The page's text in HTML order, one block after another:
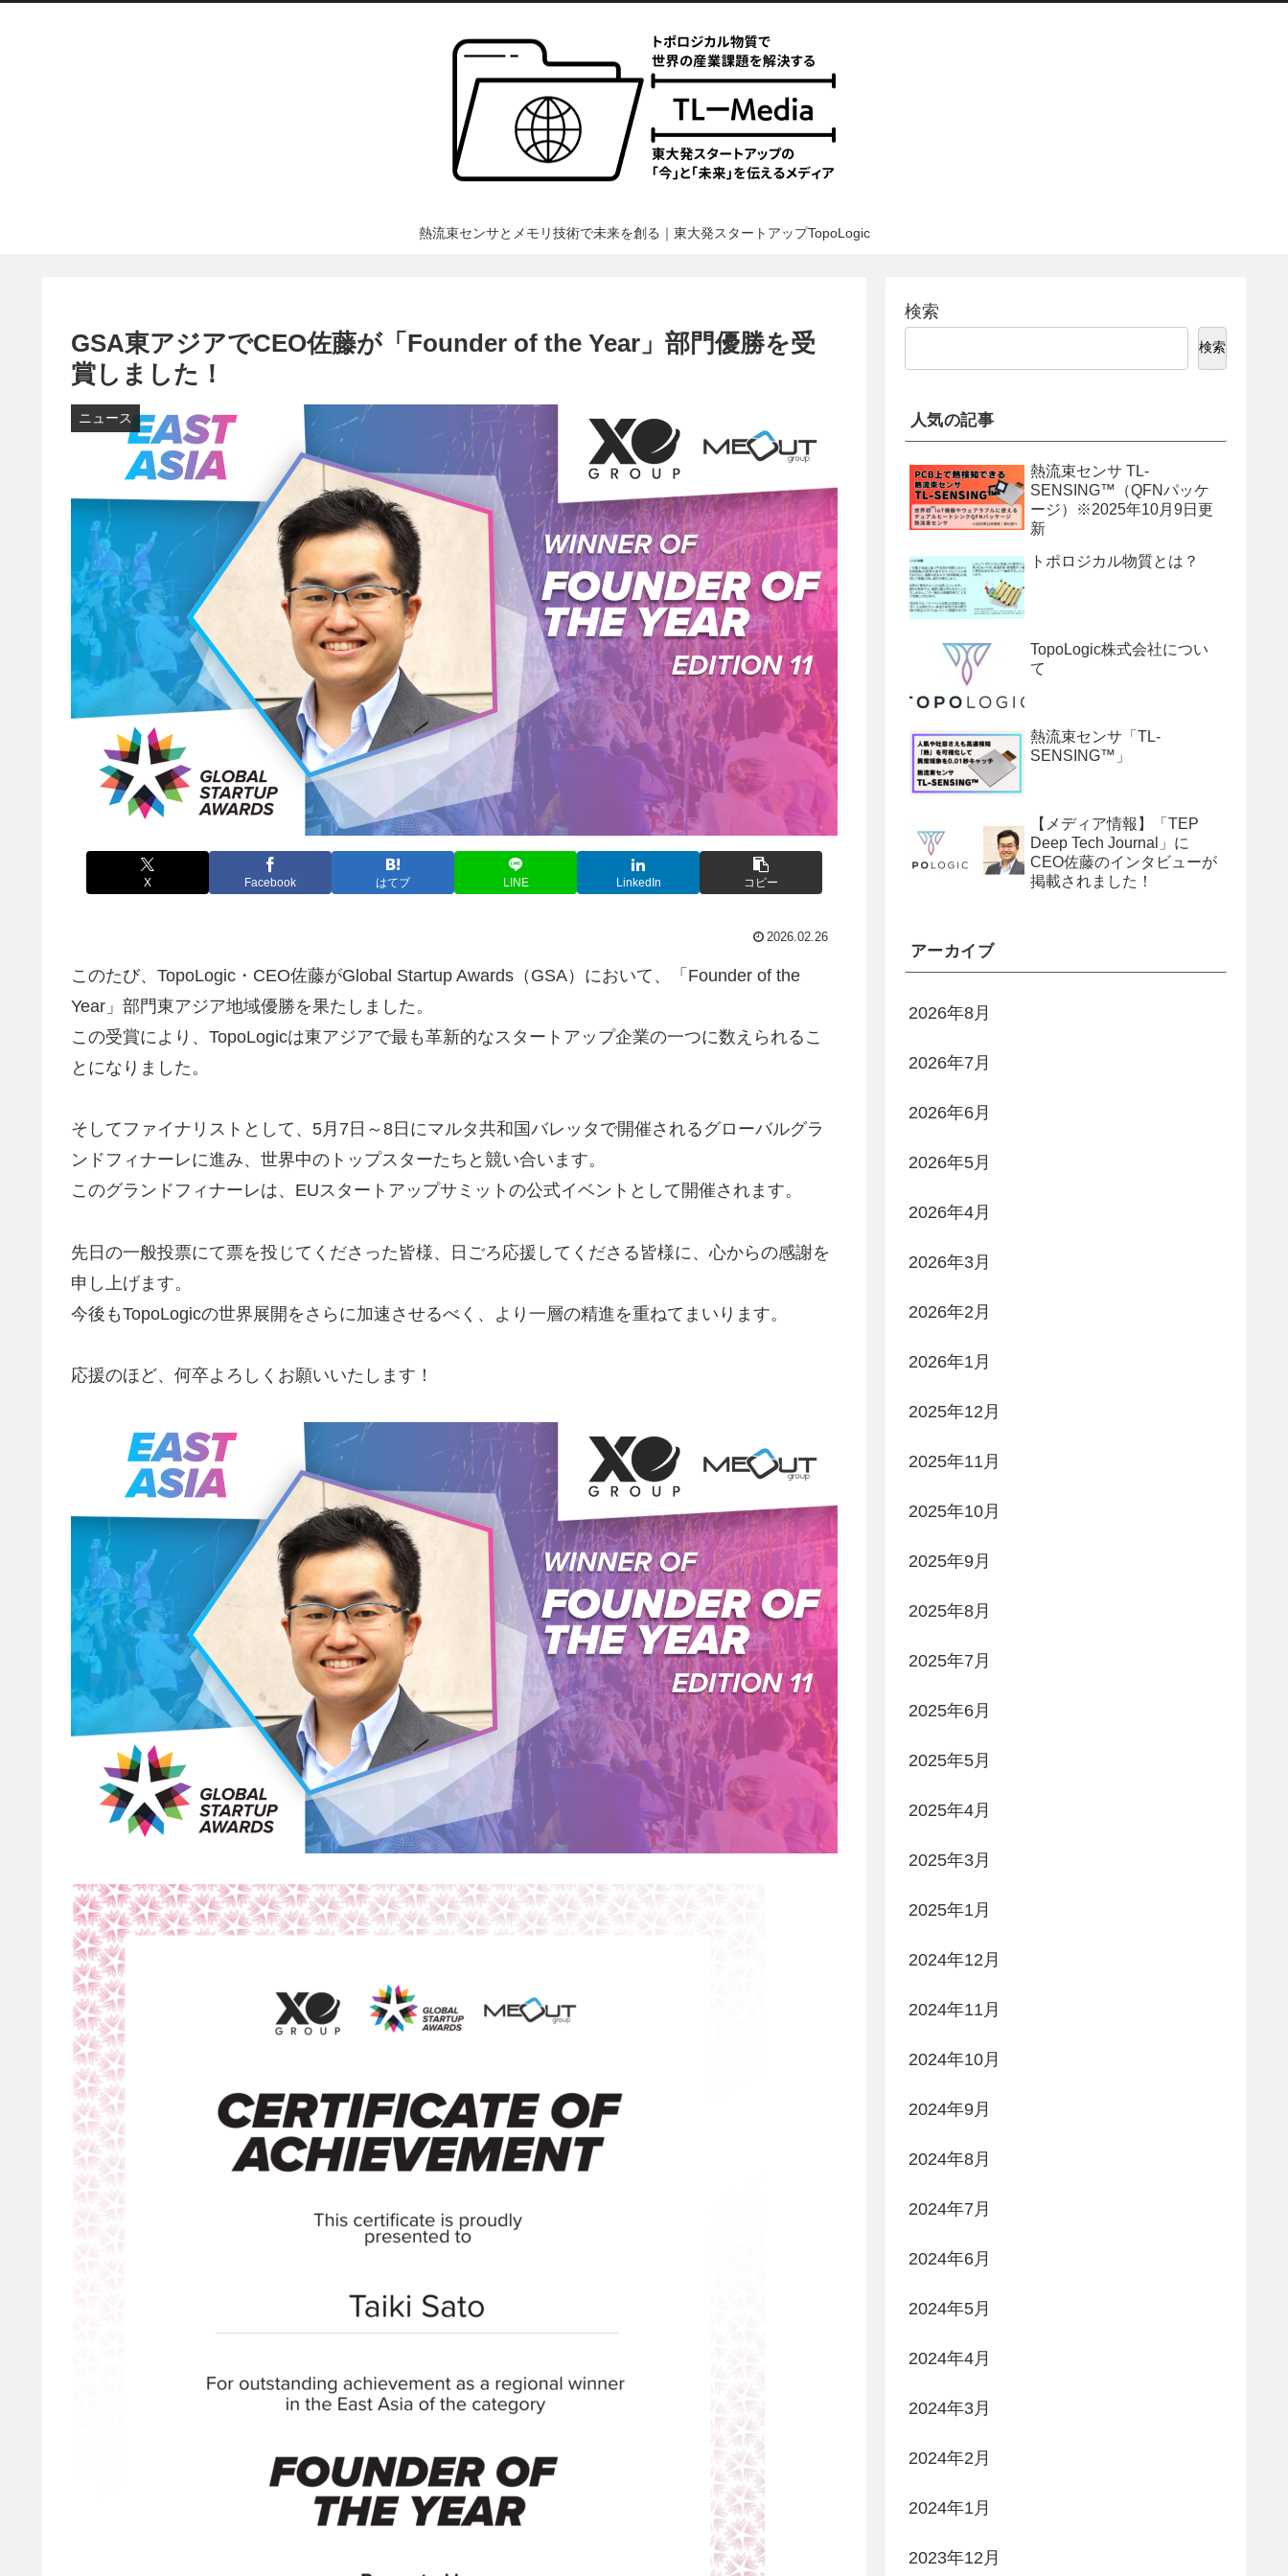
熱流束センサとメモリ技術で未来を創る｜東大発スタートアップTopoLogic
GSA東アジアでCEO佐藤が「Founder of the Year」部門優勝を受
賞しました！
ニュース
X Facebook はてブ LINE LinkedIn コピー
2026.02.26
このたび、TopoLogic・CEO佐藤がGlobal Startup Awards（GSA）において、「Founder of the
Year」部門東アジア地域優勝を果たしました。
この受賞により、TopoLogicは東アジアで最も革新的なスタートアップ企業の一つに数えられるこ
とになりました。
そしてファイナリストとして、5月7日～8日にマルタ共和国バレッタで開催されるグローバルグラ
ンドフィナーレに進み、世界中のトップスターたちと競い合います。
このグランドフィナーレは、EUスタートアップサミットの公式イベントとして開催されます。
先日の一般投票にて票を投じてくださった皆様、日ごろ応援してくださる皆様に、心からの感謝を
申し上げます。
今後もTopoLogicの世界展開をさらに加速させるべく、より一層の精進を重ねてまいります。
応援のほど、何卒よろしくお願いいたします！
検索
検索
人気の記事
熱流束センサ TL-
SENSING™（QFNパッケ
ージ）※2025年10月9日更
新
トポロジカル物質とは？
TopoLogic株式会社につい
て
熱流束センサ「TL-
SENSING™」
【メディア情報】「TEP
Deep Tech Journal」に
CEO佐藤のインタビューが
掲載されました！
アーカイブ
2026年8月
2026年7月
2026年6月
2026年5月
2026年4月
2026年3月
2026年2月
2026年1月
2025年12月
2025年11月
2025年10月
2025年9月
2025年8月
2025年7月
2025年6月
2025年5月
2025年4月
2025年3月
2025年1月
2024年12月
2024年11月
2024年10月
2024年9月
2024年8月
2024年7月
2024年6月
2024年5月
2024年4月
2024年3月
2024年2月
2024年1月
2023年12月